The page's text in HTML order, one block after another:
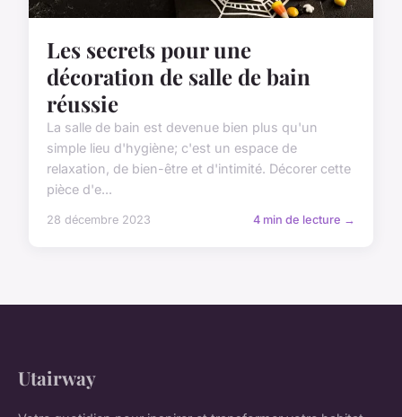
Les secrets pour une
décoration de salle de bain
réussie
La salle de bain est devenue bien plus qu'un
simple lieu d'hygiène; c'est un espace de
relaxation, de bien-être et d'intimité. Décorer cette
pièce d'e...
28 décembre 2023 4 min de lecture →
Utairway